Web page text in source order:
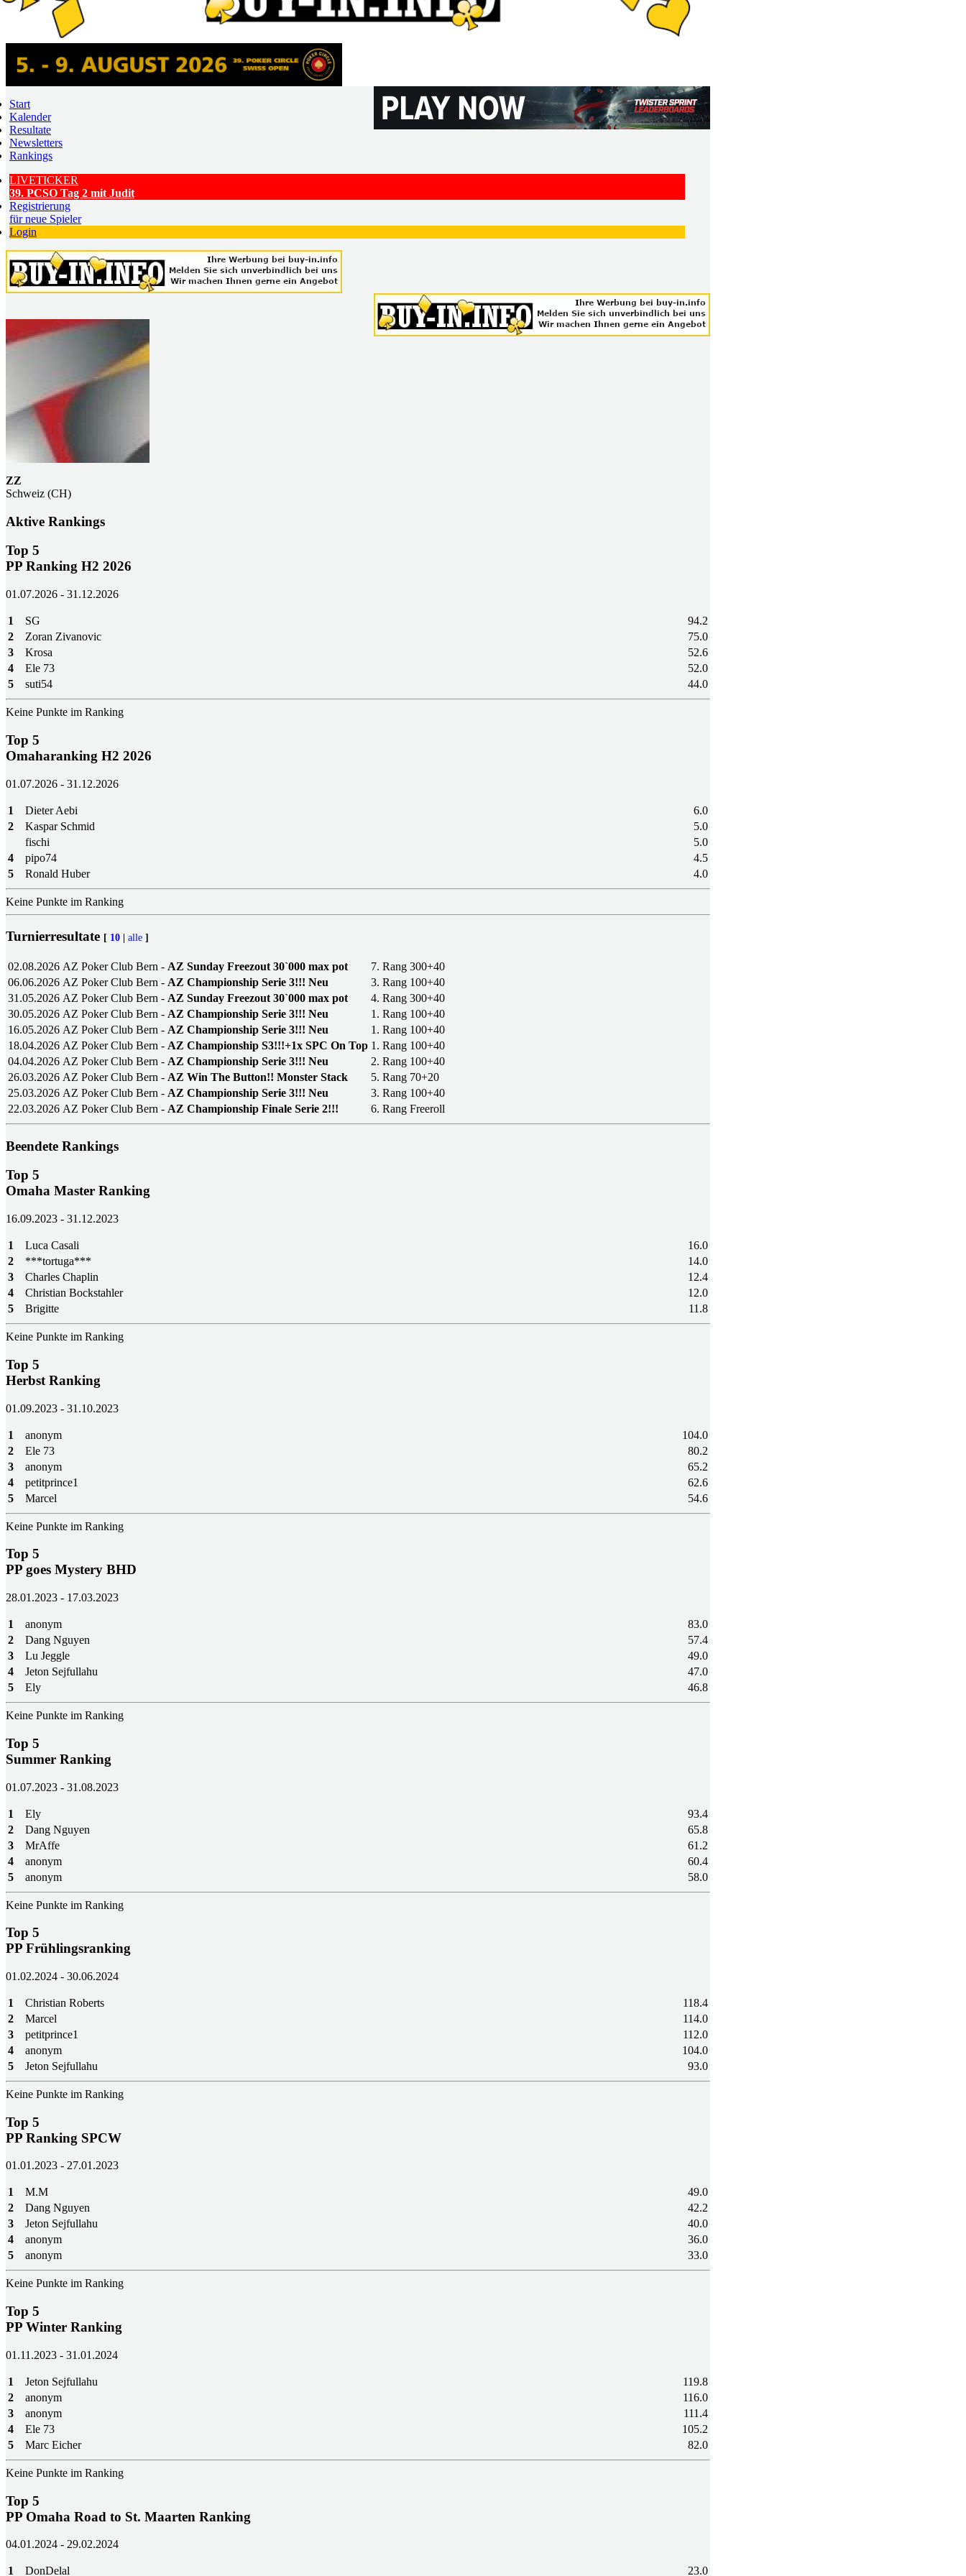
Start
Kalender
Resultate
Newsletters
Rankings
LIVETICKER
39. PCSO Tag 2 mit Judit
Registrierung
für neue Spieler
Login
ZZ
Schweiz (CH)
Aktive Rankings
Top 5
PP Ranking H2 2026
01.07.2026 - 31.12.2026
1 SG
94.2
2
Zoran Zivanovic
75.0
3
Krosa
52.6
4
Ele 73
52.0
5
suti54 44.0
Keine Punkte im Ranking
Top 5
Omaharanking H2 2026
01.07.2026 - 31.12.2026
1 Dieter Aebi
6.0
2
Kaspar Schmid
5.0
fischi
5.0
4
pipo74
4.5
5
Ronald Huber 4.0
Keine Punkte im Ranking
Turnierresultate [ 10 alle ]
02.08.2026 AZ Poker Club Bern - AZ Sunday Freezout 30`000 max pot 7. Rang 300+40
06.06.2026 AZ Poker Club Bern - AZ Championship Serie 3!!! Neu 3. Rang 100+40
31.05.2026 AZ Poker Club Bern - AZ Sunday Freezout 30`000 max pot 4. Rang 300+40
30.05.2026 AZ Poker Club Bern - AZ Championship Serie 3!!! Neu 1. Rang 100+40
16.05.2026 AZ Poker Club Bern - AZ Championship Serie 3!!! Neu 1. Rang 100+40
18.04.2026 AZ Poker Club Bern - AZ Championship S3!!!+1x SPC On Top 1. Rang 100+40
04.04.2026 AZ Poker Club Bern - AZ Championship Serie 3!!! Neu 2. Rang 100+40
26.03.2026 AZ Poker Club Bern - AZ Win The Button!! Monster Stack 5. Rang 70+20
25.03.2026 AZ Poker Club Bern - AZ Championship Serie 3!!! Neu 3. Rang 100+40
22.03.2026 AZ Poker Club Bern - AZ Championship Finale Serie 2!!! 6. Rang Freeroll
Beendete Rankings
Top 5
Omaha Master Ranking
16.09.2023 - 31.12.2023
1 Luca Casali
16.0
2
***tortuga***
14.0
3
Charles Chaplin
12.4
4
Christian Bockstahler
12.0
5
Brigitte 11.8
Keine Punkte im Ranking
Top 5
Herbst Ranking
01.09.2023 - 31.10.2023
1 anonym
104.0
2
Ele 73
80.2
3
anonym
65.2
4
petitprince1
62.6
5
Marcel 54.6
Keine Punkte im Ranking
Top 5
PP goes Mystery BHD
28.01.2023 - 17.03.2023
1 anonym
83.0
2
Dang Nguyen
57.4
3
Lu Jeggle
49.0
4
Jeton Sejfullahu
47.0
5
Ely 46.8
Keine Punkte im Ranking
Top 5
Summer Ranking
01.07.2023 - 31.08.2023
1 Ely
93.4
2
Dang Nguyen
65.8
3
MrAffe
61.2
4
anonym
60.4
5
anonym 58.0
Keine Punkte im Ranking
Top 5
PP Frühlingsranking
01.02.2024 - 30.06.2024
1 Christian Roberts
118.4
2
Marcel
114.0
3
petitprince1
112.0
4
anonym
104.0
5
Jeton Sejfullahu 93.0
Keine Punkte im Ranking
Top 5
PP Ranking SPCW
01.01.2023 - 27.01.2023
1 M.M
49.0
2
Dang Nguyen
42.2
3
Jeton Sejfullahu
40.0
4
anonym
36.0
5
anonym 33.0
Keine Punkte im Ranking
Top 5
PP Winter Ranking
01.11.2023 - 31.01.2024
1 Jeton Sejfullahu
119.8
2
anonym
116.0
3
anonym
111.4
4
Ele 73
105.2
5
Marc Eicher 82.0
Keine Punkte im Ranking
Top 5
PP Omaha Road to St. Maarten Ranking
04.01.2024 - 29.02.2024
1 DonDelal 23.0